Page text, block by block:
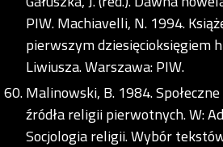
PIW. Machiavelli, N. 1994.
pierwszym dziesięcioksięgiem
Liwiusza. Warszawa: PIW.
Malinowski, B. 1984.
źródła religii pierwotnych. W:
Socjologia religii. Wybór